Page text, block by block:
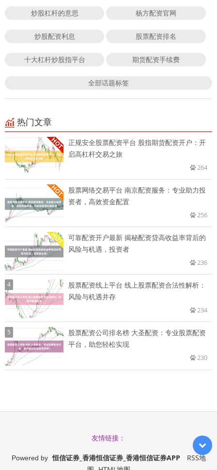
炒股杠杆的意思 杨方配资官网
炒股配资利息 股票配资排名
十大杠杆炒股指平台 期货配资手续费
全部话题标签
热门文章
正规安全股票配资平台 股指期货配资开户：开
启高杠杆交易之旅
264
股票网络交易平台 南京配资服务：专业助力投
资者，高效资金配置
256
可靠配资开户最新 揭秘配资贷高收益率背后的
风险与机遇，投资者
236
4
股票配资线上平台 线上股票配资合法性解析：
风险与机遇并存
234
5
股票配资公司排名榜 大圣配资：专业股票配资
平台，助您轻松实现
230
友情链接：
Powered by 恒信证券_香港恒信证券_香港恒信证券APP
RSS地